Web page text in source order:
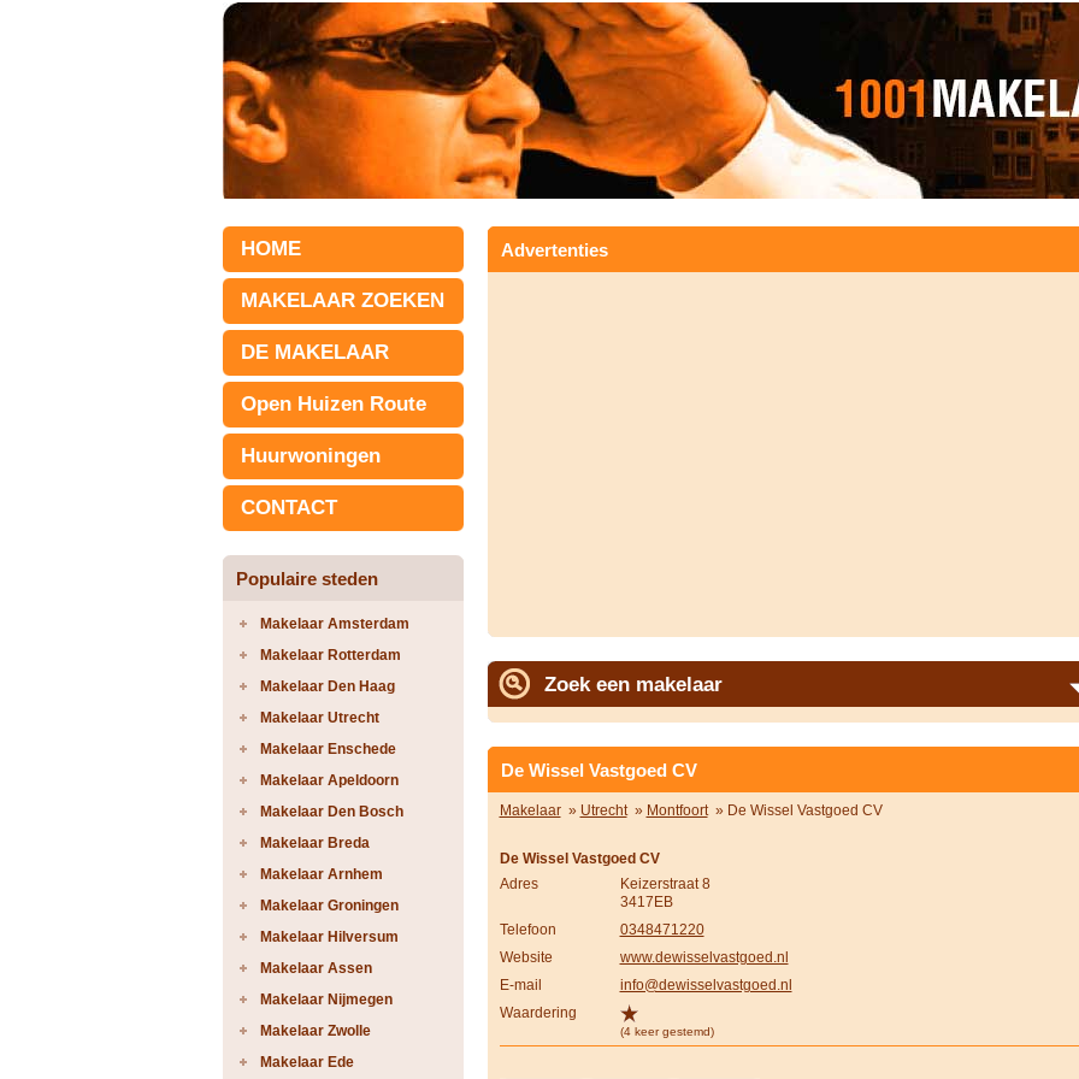
HOME
MAKELAAR ZOEKEN
DE MAKELAAR
Open Huizen Route
Huurwoningen
CONTACT
Populaire steden
Makelaar Amsterdam
Makelaar Rotterdam
Makelaar Den Haag
Makelaar Utrecht
Makelaar Enschede
Makelaar Apeldoorn
Makelaar Den Bosch
Makelaar Breda
Makelaar Arnhem
Makelaar Groningen
Makelaar Hilversum
Makelaar Assen
Makelaar Nijmegen
Makelaar Zwolle
Makelaar Ede
Advertenties
Zoek een makelaar
De Wissel Vastgoed CV
Makelaar» Utrecht» Montfoort» De Wissel Vastgoed CV
De Wissel Vastgoed CV
Adres
Keizerstraat 8
3417EB
Telefoon
0348471220
Website
www.dewisselvastgoed.nl
E-mail
info@dewisselvastgoed.nl
Waardering
(4 keer gestemd)